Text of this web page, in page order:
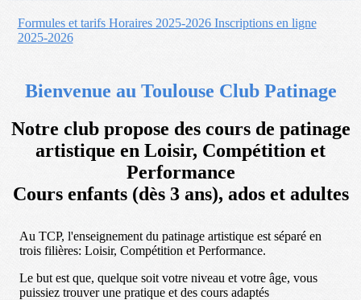
Formules et tarifs Horaires 2025-2026 Inscriptions en ligne
2025-2026
Bienvenue au Toulouse Club Patinage
Notre club propose des cours de patinage
artistique en Loisir, Compétition et
Performance
Cours enfants (dès 3 ans), ados et adultes
Au TCP, l'enseignement du patinage artistique est séparé en
trois filières: Loisir, Compétition et Performance.
Le but est que, quelque soit votre niveau et votre âge, vous
puissiez trouver une pratique et des cours adaptés